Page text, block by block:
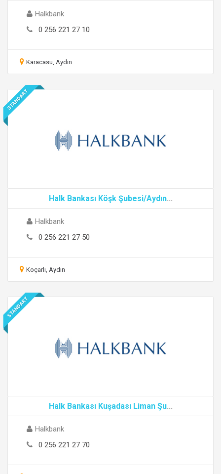
Halkbank
0 256 221 27 10
Karacasu, Aydın
STANDART
Halk Bankası Köşk Şubesi/Aydın...
Halkbank
0 256 221 27 50
Koçarlı, Aydın
STANDART
Halk Bankası Kuşadası Liman Şu...
Halkbank
0 256 221 27 70